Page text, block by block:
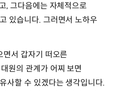
, 그다음에는 자체적으로
있습니다. 그러면서 노하우
면서 갑자기 떠오른
원의 관계가 어찌 보면
사할 수 있겠다는 생각입니다.